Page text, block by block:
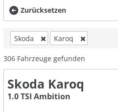
Zurücksetzen
Skoda Karoq
306 Fahrzeuge gefunden
Skoda Karoq
1.0 TSI Ambition